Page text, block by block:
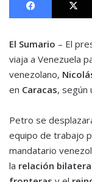
El Sumario – El
viaja a Venezuela
venezolano,
en Caracas, según
Petro se
equipo de trabajo
mandatario
la relación